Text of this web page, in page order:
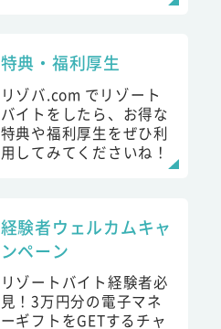
特典・福利厚生
リゾバ.com でリゾート
バイトをしたら、お得な
特典や福利厚生をぜひ利
用してみてくださいね！
経験者ウェルカムキャ
ンペーン
リゾートバイト経験者必
見！3万円分の電子マネ
ーギフトをGETするチャ